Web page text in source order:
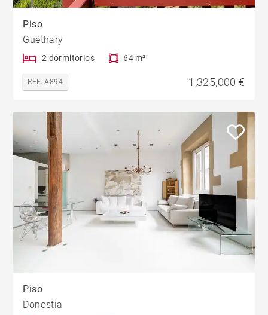
Piso
Guéthary
2 dormitorios 64 m²
REF. A894 1,325,000 €
Piso
Donostia